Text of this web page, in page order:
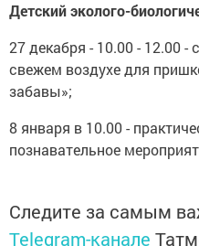
Детский эколого-
27 декабря - 10.00 - 12.00 -
свежем воздухе для
забавы»;
8 января в 10.00 -
познавательное
Следите за самым
Telegram-канале